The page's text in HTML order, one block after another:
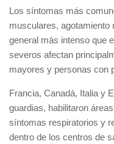
Los síntomas más
musculares,
general más intenso que
severos afectan
mayores y personas con
Francia, Canadá, Italia y
guardias, habilitaron
síntomas respiratorios y
dentro de los centros de